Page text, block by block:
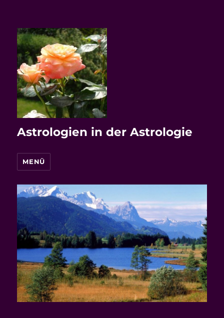
Astrologien in der Astrologie
MENÜ